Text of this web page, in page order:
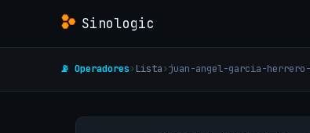
Sinologic
📡 Operadores› Lista›juan-angel-garcia-